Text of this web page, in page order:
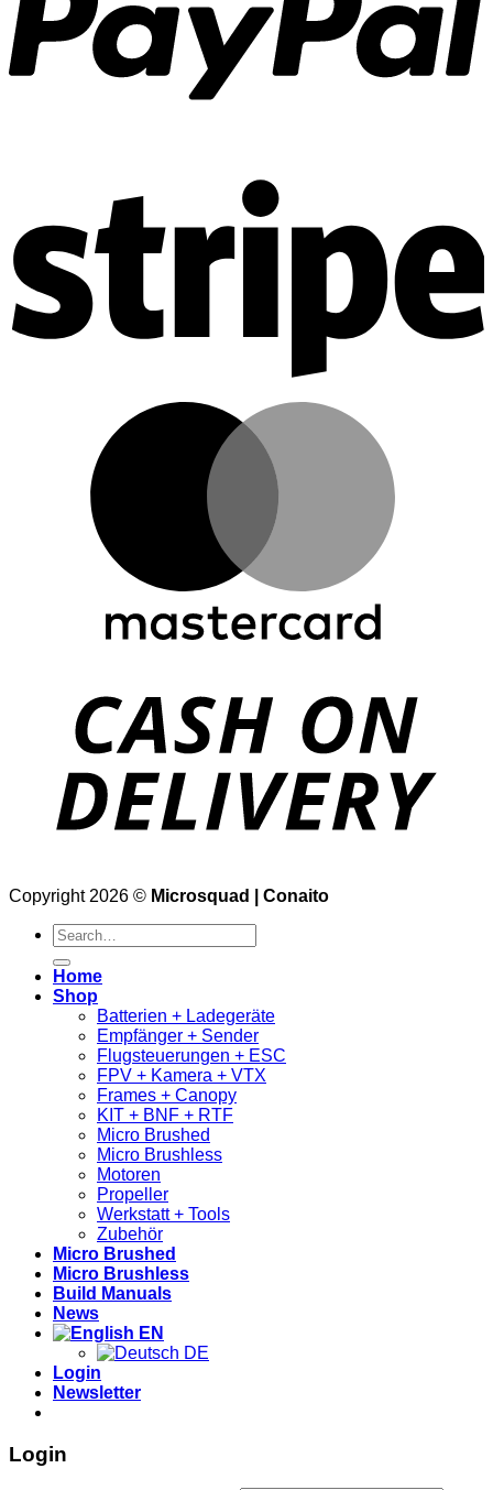
Copyright 2026 © Microsquad | Conaito
Search
for:
Home
Shop
Batterien + Ladegeräte
Empfänger + Sender
Flugsteuerungen + ESC
FPV + Kamera + VTX
Frames + Canopy
KIT + BNF + RTF
Micro Brushed
Micro Brushless
Motoren
Propeller
Werkstatt + Tools
Zubehör
Micro Brushed
Micro Brushless
Build Manuals
News
EN
DE
Login
Newsletter
Login